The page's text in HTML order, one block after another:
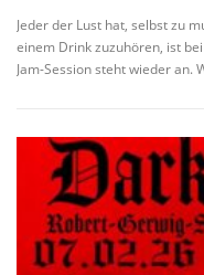
Jeder der Lust hat, selbst zu
einem Drink zuzuhören, ist
Jam-Session steht wieder an.